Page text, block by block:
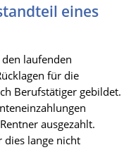
eines
laufenden
für die
Berufstätiger gebildet.
ausgezahlt.
dies lange nicht